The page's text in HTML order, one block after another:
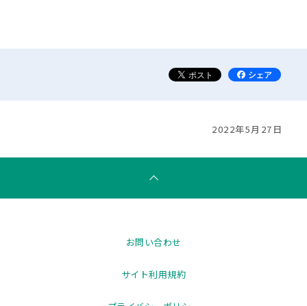
2022年5月27日
お問い合わせ
サイト利用規約